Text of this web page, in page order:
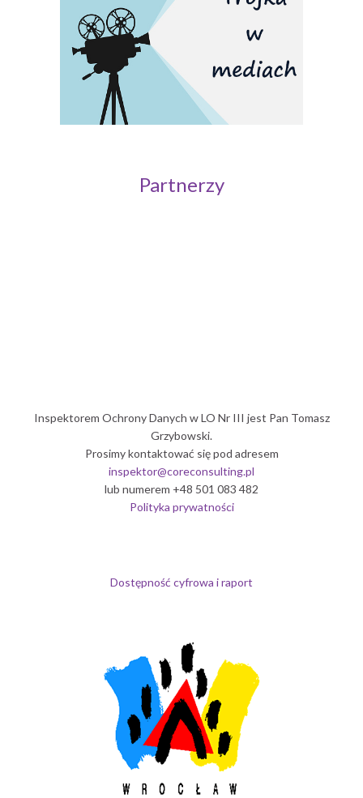
Partnerzy
Inspektorem Ochrony Danych w LO Nr III jest Pan Tomasz
Grzybowski.
Prosimy kontaktować się pod adresem
inspektor@coreconsulting.pl
lub numerem +48 501 083 482
Polityka prywatności
Dostępność cyfrowa i raport